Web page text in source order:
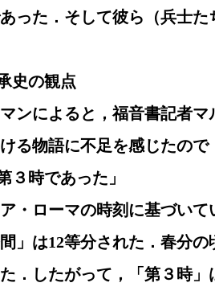
った．そして彼ら（兵士
史の観点
ンによると，福音書記者マ
る物語に不足を感じたので
３時であった」
・ローマの時刻に基づいて
」は12等分された．春分
．したがって，「第３時